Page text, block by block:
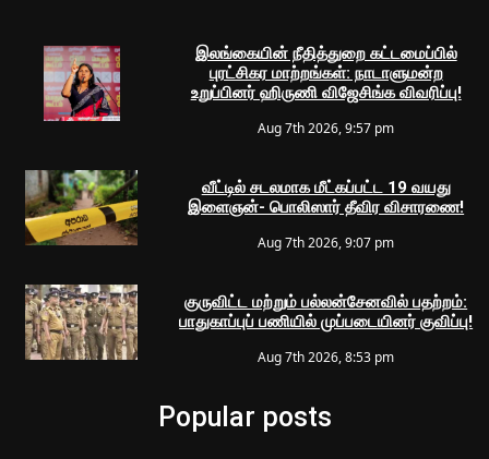
இலங்கையின் நீதித்துறை கட்டமைப்பில்
புரட்சிகர மாற்றங்கள்: நாடாளுமன்ற
உறுப்பினர் ஹிருணி விஜேசிங்க விவரிப்பு!
Aug 7th 2026, 9:57 pm
வீட்டில் சடலமாக மீட்கப்பட்ட 19 வயது
இளைஞன்- பொலிஸார் தீவிர விசாரணை!
Aug 7th 2026, 9:07 pm
குருவிட்ட மற்றும் பல்லன்சேனவில் பதற்றம்:
பாதுகாப்புப் பணியில் முப்படையினர் குவிப்பு!
Aug 7th 2026, 8:53 pm
Popular posts